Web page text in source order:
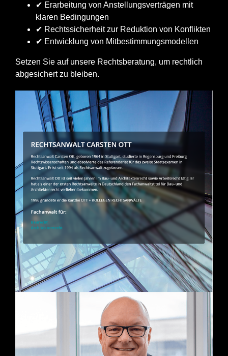
✔ Erarbeitung von Anstellungsverträgen mit
klaren Bedingungen
✔ Rechtssicherheit zur Reduktion von Konflikten
✔ Entwicklung von Mitbestimmungsmodellen
Setzen Sie auf unsere Rechtsberatung, um rechtlich
abgesichert zu bleiben.